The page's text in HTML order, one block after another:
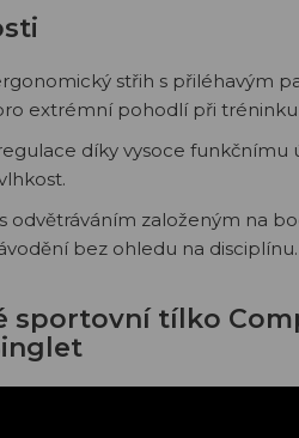
střih s přiléhavým
extrémní pohodlí při tréninku
díky vysoce funkčnímu
odvětráváním založeným na
bez ohledu na disciplínu.
sportovní tílko